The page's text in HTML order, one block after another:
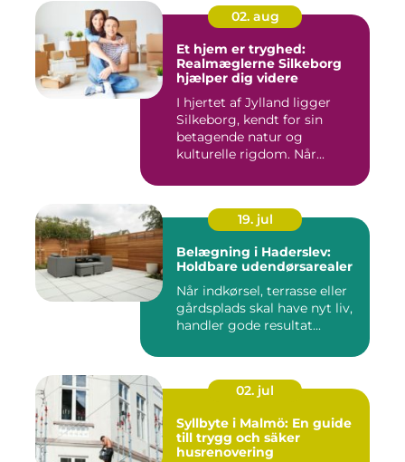
02. aug
Et hjem er tryghed:
Realmæglerne Silkeborg
hjælper dig videre
I hjertet af Jylland ligger
Silkeborg, kendt for sin
betagende natur og
kulturelle rigdom. Når...
19. jul
Belægning i Haderslev:
Holdbare udendørsarealer
Når indkørsel, terrasse eller
gårdsplads skal have nyt liv,
handler gode resultat...
02. jul
Syllbyte i Malmö: En guide
till trygg och säker
husrenovering